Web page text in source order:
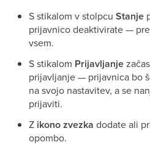
S stikalom v stolpcu Stanje
prijavnico deaktivirate —
vsem.
S stikalom Prijavljanje
prijavljanje — prijavnica bo
na svojo nastavitev, a se
prijaviti.
Z ikono zvezka dodate ali
opombo.